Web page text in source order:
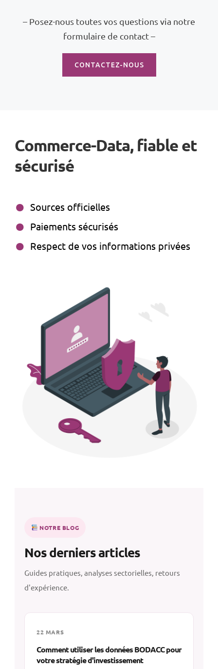
– Posez-nous toutes vos questions via notre
formulaire de contact –
CONTACTEZ-NOUS
Commerce-Data, fiable et
sécurisé
Sources officielles
Paiements sécurisés
Respect de vos informations privées
NOTRE BLOG
Nos derniers articles
Guides pratiques, analyses sectorielles, retours
d'expérience.
22 MARS
Comment utiliser les données BODACC pour
votre stratégie d'investissement